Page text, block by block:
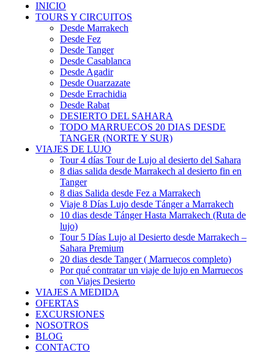
INICIO
TOURS Y CIRCUITOS
Desde Marrakech
Desde Fez
Desde Tanger
Desde Casablanca
Desde Agadir
Desde Ouarzazate
Desde Errachidia
Desde Rabat
DESIERTO DEL SAHARA
TODO MARRUECOS 20 DIAS DESDE
TANGER (NORTE Y SUR)
VIAJES DE LUJO
Tour 4 días Tour de Lujo al desierto del Sahara
8 dias salida desde Marrakech al desierto fin en
Tanger
8 dias Salida desde Fez a Marrakech
Viaje 8 Días Lujo desde Tánger a Marrakech
10 dias desde Tánger Hasta Marrakech (Ruta de
lujo)
Tour 5 Días Lujo al Desierto desde Marrakech –
Sahara Premium
20 dias desde Tanger ( Marruecos completo)
Por qué contratar un viaje de lujo en Marruecos
con Viajes Desierto
VIAJES A MEDIDA
OFERTAS
EXCURSIONES
NOSOTROS
BLOG
CONTACTO